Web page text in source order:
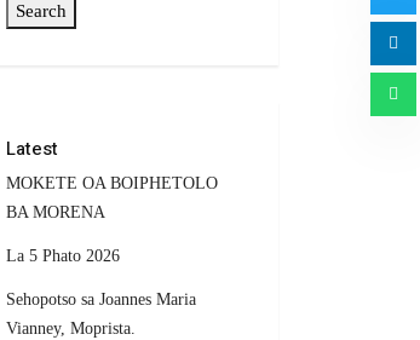
Search
Latest
MOKETE OA BOIPHETOLO
BA MORENA
La 5 Phato 2026
Sehopotso sa Joannes Maria
Vianney, Moprista.